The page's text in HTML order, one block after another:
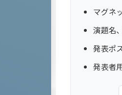
マグネ
演題名
発表ポ
発表者